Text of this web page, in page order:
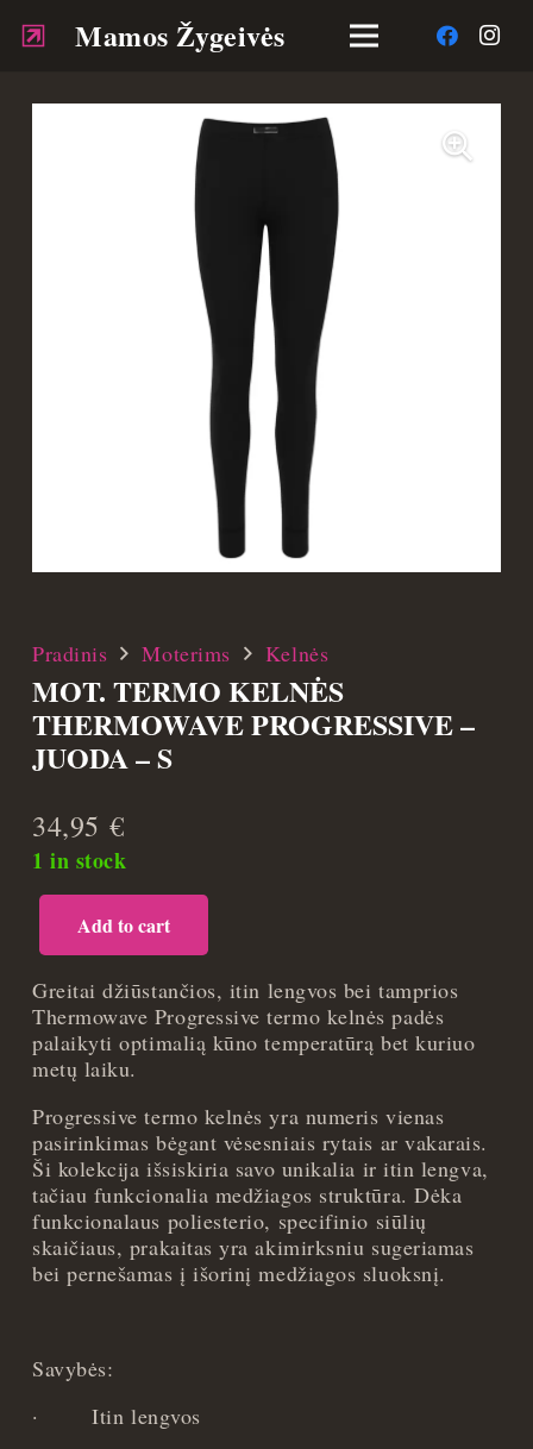
Mamos Žygeivės
Pradinis Moterims Kelnės
MOT. TERMO KELNĖS
THERMOWAVE PROGRESSIVE –
JUODA – S
34,95€
1 in stock
termo
kelnės
Thermowave
Progressive
-
-
S
quantity
Add to cart
Greitai džiūstančios, itin lengvos bei tamprios
Thermowave Progressive termo kelnės padės
palaikyti optimalią kūno temperatūrą bet kuriuo
metų laiku.
Progressive termo kelnės yra numeris vienas
pasirinkimas bėgant vėsesniais rytais ar vakarais.
Ši kolekcija išsiskiria savo unikalia ir itin lengva,
tačiau funkcionalia medžiagos struktūra. Dėka
funkcionalaus poliesterio, specifinio siūlių
skaičiaus, prakaitas yra akimirksniu sugeriamas
bei pernešamas į išorinį medžiagos sluoksnį.
Savybės:
·
Itin lengvos